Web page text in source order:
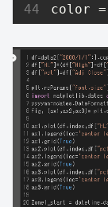
color =